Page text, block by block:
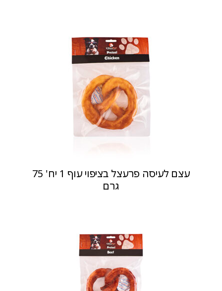
עצם לעיסה פרעצל בציפוי עוף 1 יח' 75
גרם